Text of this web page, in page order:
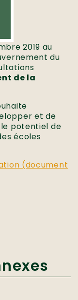
2019 au
du
de la
et de
potentiel de
écoles
(document